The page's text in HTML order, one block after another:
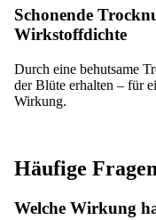
Schonende
Wirkstoffdichte
Durch eine behutsame
der Blüte erhalten – für
Wirkung.
Häufige
Welche Wirkung